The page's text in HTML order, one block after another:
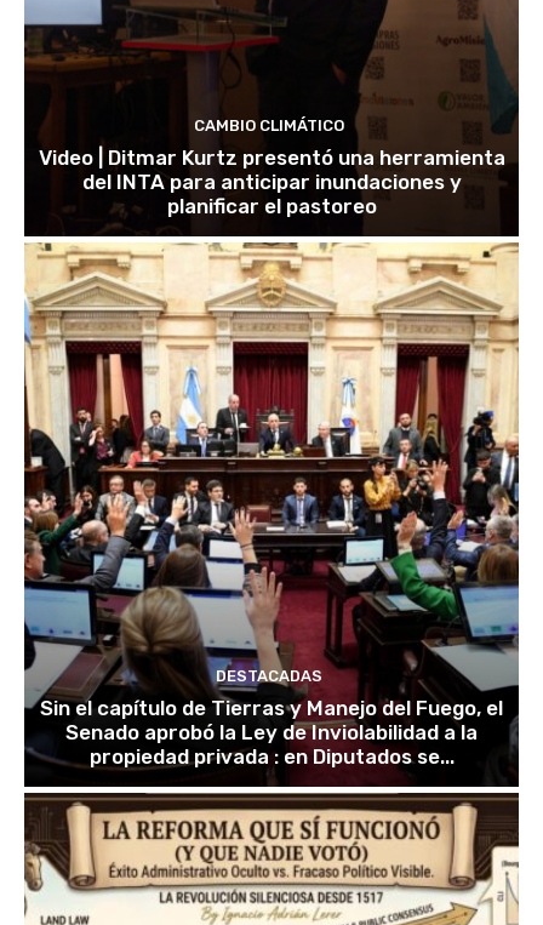
CAMBIO CLIMÁTICO
Video | Ditmar Kurtz presentó una herramienta
del INTA para anticipar inundaciones y
planificar el pastoreo
DESTACADAS
Sin el capítulo de Tierras y Manejo del Fuego, el
Senado aprobó la Ley de Inviolabilidad a la
propiedad privada : en Diputados se...